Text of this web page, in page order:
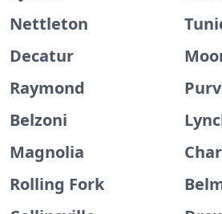
Nettleton
Decatur
Raymond
Belzoni
Magnolia
Rolling Fork